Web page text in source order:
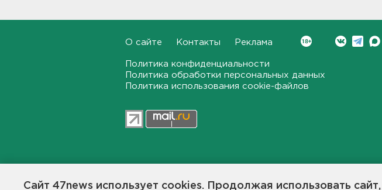
Сайт 47news использует cookies. Продолжая использовать
теракт на объекте
Росгвардии в Приморье
"Буханка" и "Тенет"
столкнулись на дороге в
Над регионами перехватили
О сайте Контакты Реклама
Политика конфиденциальности
Политика обработки персональных данных
Политика использования cookie-файлов
общественной жизни в Ленинградской области,